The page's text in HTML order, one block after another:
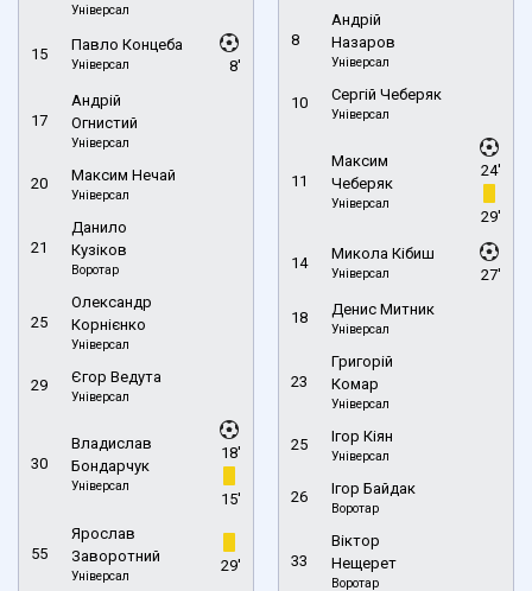
Універсал
15
Павло Концеба
Універсал 8'
17
Андрій
Огнистий
Універсал
20 Максим Нечай
Універсал
21
Данило
Кузіков
Воротар
25
Олександр
Корнієнко
Універсал
29 Єгор Ведута
Універсал
30
Владислав
Бондарчук
Універсал
18'
15'
55
Ярослав
Заворотний
Універсал
29'
8
Андрій
Назаров
Універсал
10 Сергій Чеберяк
Універсал
11
Максим
Чеберяк
Універсал
24'
29'
14
Микола Кібиш
Універсал 27'
18 Денис Митник
Універсал
23
Григорій
Комар
Універсал
25 Ігор Кіян
Універсал
26 Ігор Байдак
Воротар
33
Віктор
Нещерет
Воротар